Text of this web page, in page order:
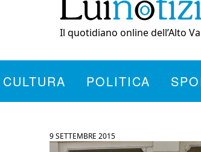
Il quotidiano online dell’Alto
CULTURA POLITICA
9 SETTEMBRE 2015